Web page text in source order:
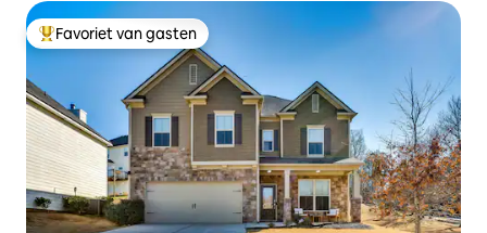
Topfavoriet van gasten
Favoriet van gasten